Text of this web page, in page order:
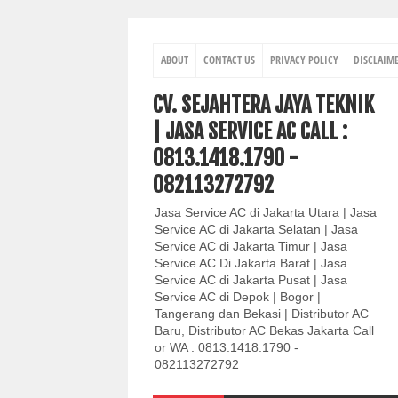
ABOUT CONTACT US PRIVACY POLICY
CV. SEJAHTERA JAYA TEKNIK
| JASA SERVICE AC CALL :
0813.1418.1790 -
082113272792
Jasa Service AC di Jakarta Utara | Jasa
Service AC di Jakarta Selatan | Jasa
Service AC di Jakarta Timur | Jasa
Service AC Di Jakarta Barat | Jasa
Service AC di Jakarta Pusat | Jasa
Service AC di Depok | Bogor |
Tangerang dan Bekasi | Distributor AC
Baru, Distributor AC Bekas Jakarta Call
or WA : 0813.1418.1790 -
082113272792